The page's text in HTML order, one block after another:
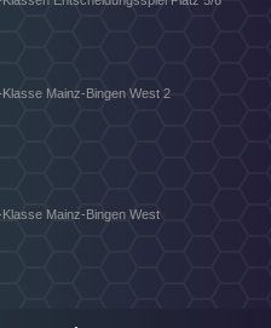
Mainz-Bingen West 2
Mainz-Bingen West